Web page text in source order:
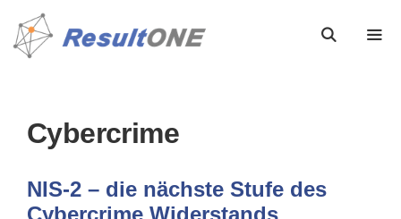
Cybercrime
NIS-2 – die nächste Stufe des
Cybercrime Widerstands